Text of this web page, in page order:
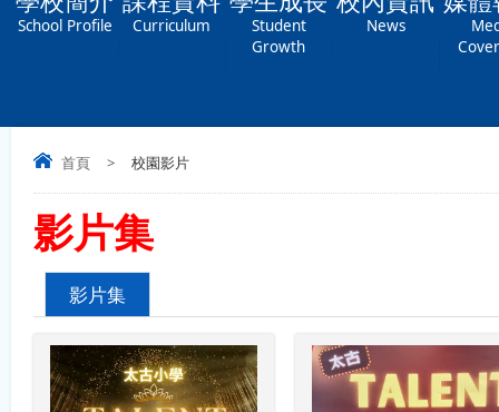
School Profile Curriculum
Student
Growth
News
首頁 > 校園影片
影片集
影片集